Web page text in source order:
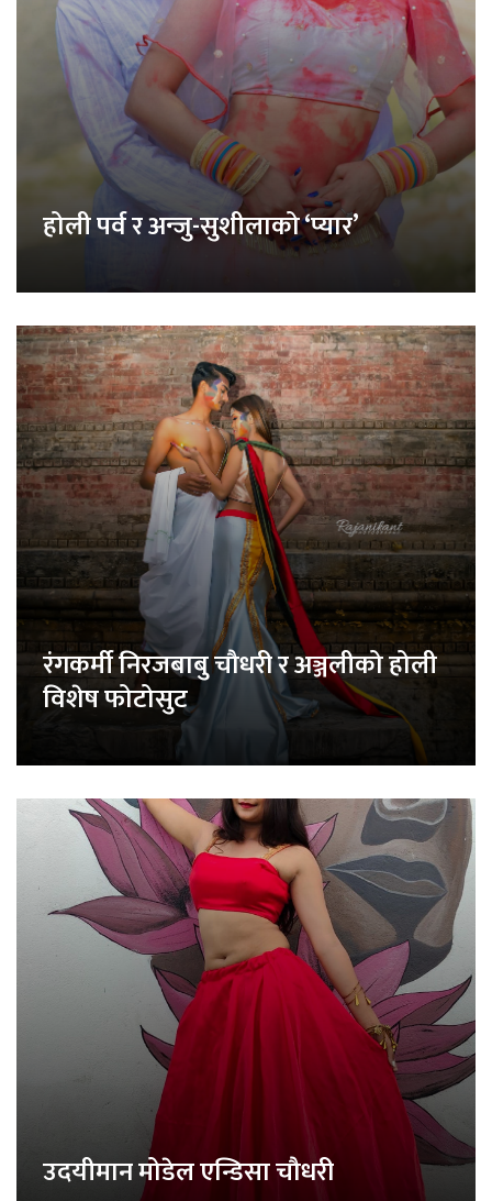
होली पर्व र अन्जु-सुशीलाको ‘प्यार’
रंगकर्मी निरजबाबु चौधरी र अञ्जलीको होली
विशेष फोटोसुट
उदयीमान मोडेल एन्डिसा चौधरी